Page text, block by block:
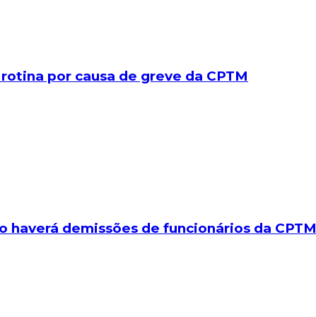
por causa de greve da CPTM
haverá demissões de funcionários da CPTM